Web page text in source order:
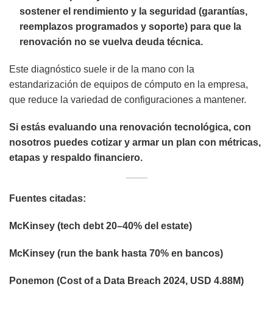
sostener el rendimiento y la seguridad (garantías,
reemplazos programados y soporte) para que la
renovación no se vuelva deuda técnica.
Este diagnóstico suele ir de la mano con la
estandarización de equipos de cómputo en la empresa,
que reduce la variedad de configuraciones a mantener.
Si estás evaluando una renovación tecnológica, con
nosotros puedes cotizar y armar un plan con métricas,
etapas y respaldo financiero.
Fuentes citadas:
McKinsey (tech debt 20–40% del estate)
McKinsey (run the bank hasta 70% en bancos)
Ponemon (Cost of a Data Breach 2024, USD 4.88M)